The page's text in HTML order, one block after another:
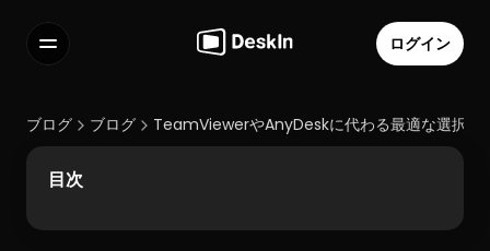
よくある質問
Select Language
ログイン
ブログ ブログ TeamViewerやAnyDeskに代わる最適な選択
目次